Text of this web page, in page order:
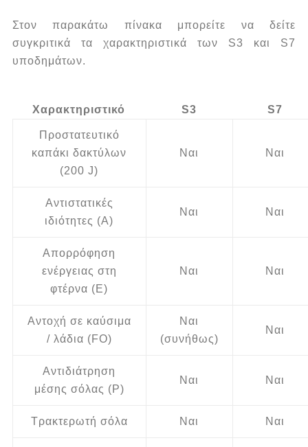
Στον παρακάτω πίνακα μπορείτε να δείτε
συγκριτικά τα χαρακτηριστικά των S3 και S7
υποδημάτων.
Χαρακτηριστικό S3 S7
Προστατευτικό
καπάκι δακτύλων
(200 J)
Ναι Ναι
Αντιστατικές
ιδιότητες (A)
Ναι Ναι
Απορρόφηση
ενέργειας στη
φτέρνα (E)
Ναι Ναι
Αντοχή σε καύσιμα
/ λάδια (FO)
Ναι
(συνήθως)
Ναι
Αντιδιάτρηση
μέσης σόλας (P)
Ναι Ναι
Τρακτερωτή σόλα Ναι Ναι